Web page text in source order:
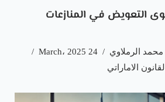
التعويض في المنازعات
محمد الرملاوي
24 March، 2025
الاماراتي